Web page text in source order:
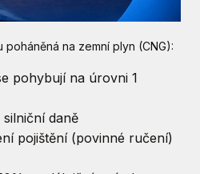
na zemní plyn (CNG):
pohybují na úrovni 1
daně
pojištění (povinné ručení)